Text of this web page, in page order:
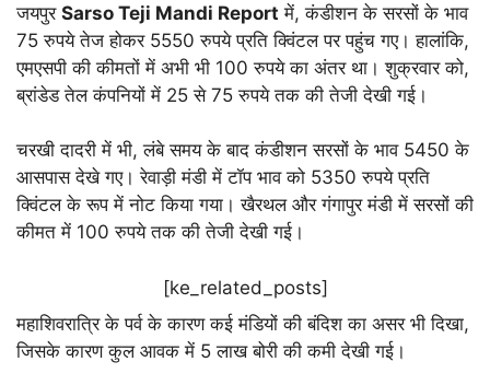
जयपुर Sarso Teji Mandi Report में, कंडीशन के सरसों के भाव
75 रुपये तेज होकर 5550 रुपये प्रति क्विंटल पर पहुंच गए। हालांकि,
एमएसपी की कीमतों में अभी भी 100 रुपये का अंतर था। शुक्रवार को,
ब्रांडेड तेल कंपनियों में 25 से 75 रुपये तक की तेजी देखी गई।
चरखी दादरी में भी, लंबे समय के बाद कंडीशन सरसों के भाव 5450 के
आसपास देखे गए। रेवाड़ी मंडी में टॉप भाव को 5350 रुपये प्रति
क्विंटल के रूप में नोट किया गया। खैरथल और गंगापुर मंडी में सरसों की
कीमत में 100 रुपये तक की तेजी देखी गई।
[ke_related_posts]
महाशिवरात्रि के पर्व के कारण कई मंडियों की बंदिश का असर भी दिखा,
जिसके कारण कुल आवक में 5 लाख बोरी की कमी देखी गई।